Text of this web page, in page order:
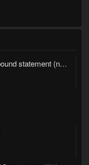
mybatis plus 出现 Invalid bound statement (not found)